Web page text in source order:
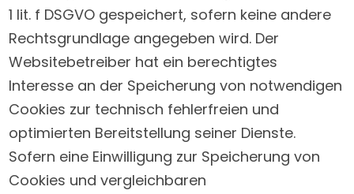
1 lit. f DSGVO gespeichert, sofern keine andere
Rechtsgrundlage angegeben wird. Der
Websitebetreiber hat ein berechtigtes
Interesse an der Speicherung von notwendigen
Cookies zur technisch fehlerfreien und
optimierten Bereitstellung seiner Dienste.
Sofern eine Einwilligung zur Speicherung von
Cookies und vergleichbaren